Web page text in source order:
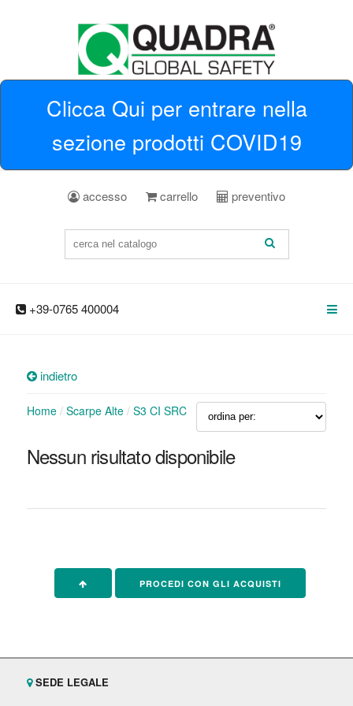
Clicca Qui per entrare nella
sezione prodotti COVID19
accesso carrello preventivo
+39-0765 400004
indietro
Home/ Scarpe Alte/ S3 CI SRC
Nessun risultato disponibile
PROCEDI CON GLI ACQUISTI
SEDE LEGALE